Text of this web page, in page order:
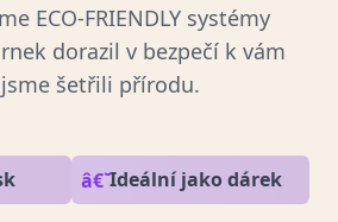
ECO-FRIENDLY systémy
dorazil v bezpečí k vám
šetřili přírodu.
Ideální jako dárek